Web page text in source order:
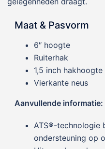
Maat & Pasvorm
6″ hoogte
Ruiterhak
1,5 inch hakhoogte
Vierkante neus
Aanvullende informatie:
ATS®-technologie
ondersteuning op